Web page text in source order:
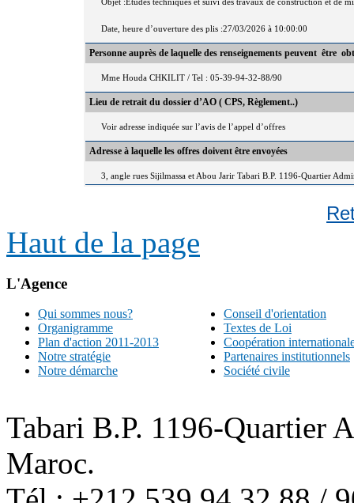
Date, heure d’ouverture des plis :27/03/2026 à 10:00:00
Personne auprès de laquelle des renseignements peuvent être
Mme Houda CHKILIT / Tel : 05-39-94-32-88/90
Lieu de retrait du dossier d’AO ( CPS, Règlement..)
Voir adresse indiquée sur l’avis de l’appel d’offres
Adresse à laquelle les offres doivent être envoyées
3, angle rues Sijilmassa et Abou Jarir Tabari B.P. 1196-Quartier
Haut de la page
L'Agence
Qui sommes nous?
Organigramme
Plan d'action 2011-2013
Notre stratégie
Notre démarche
Conseil d'orientation
Textes de Loi
Coopération
Partenaires institutionnels
Société civile
Tabari B.P. 1196-Quartier
Maroc.